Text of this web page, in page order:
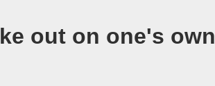
out on one's own